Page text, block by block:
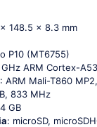
148.5 x 8.3 mm
Р10 (МТ6755)
GНz АRМ Соrtех-
: ARM Mali-T860
833 MHz
GB
: microSD,